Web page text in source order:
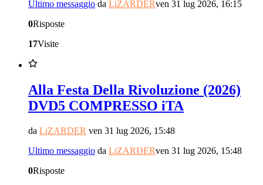
Ultimo messaggio da LiZARDERven 31 lug 2026, 16:15
0Risposte
17Visite
Alla Festa Della Rivoluzione (2026)
DVD5 COMPRESSO iTA
da LiZARDER ven 31 lug 2026, 15:48
Ultimo messaggio da LiZARDERven 31 lug 2026, 15:48
0Risposte